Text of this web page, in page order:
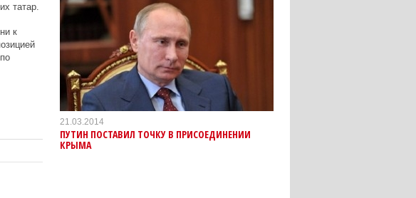
татар.
к
21.03.2014
ПУТИН ПОСТАВИЛ ТОЧКУ В ПРИСОЕДИНЕНИИ
КРЫМА